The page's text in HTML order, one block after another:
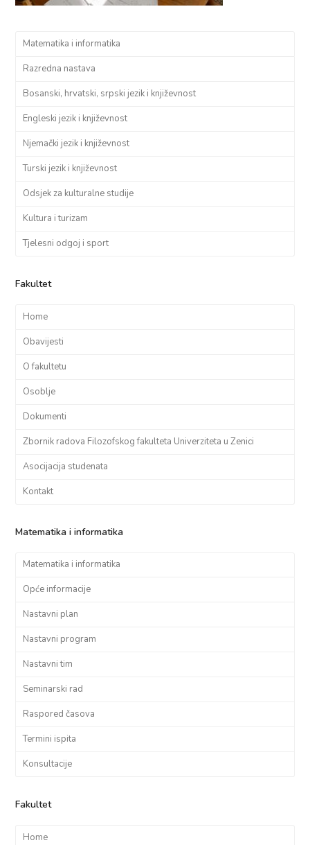
Matematika i informatika
Razredna nastava
Bosanski, hrvatski, srpski jezik i književnost
Engleski jezik i književnost
Njemački jezik i književnost
Turski jezik i književnost
Odsjek za kulturalne studije
Kultura i turizam
Tjelesni odgoj i sport
Fakultet
Home
Obavijesti
O fakultetu
Osoblje
Dokumenti
Zbornik radova Filozofskog fakulteta Univerziteta u Zenici
Asocijacija studenata
Kontakt
Matematika i informatika
Matematika i informatika
Opće informacije
Nastavni plan
Nastavni program
Nastavni tim
Seminarski rad
Raspored časova
Termini ispita
Konsultacije
Fakultet
Home